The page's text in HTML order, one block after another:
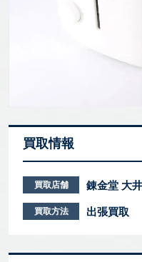
買取情報
買取店舗 錬金堂 大
買取方法 出張買取